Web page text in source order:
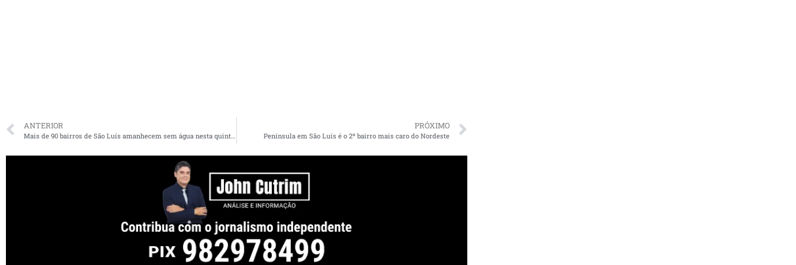
ANTERIOR
Mais de 90 bairros de São Luís amanhecem sem água nesta quinta-feira. Veja quais
PRÓXIMO
Península em São Luís é o 2º bairro mais caro do Nordeste